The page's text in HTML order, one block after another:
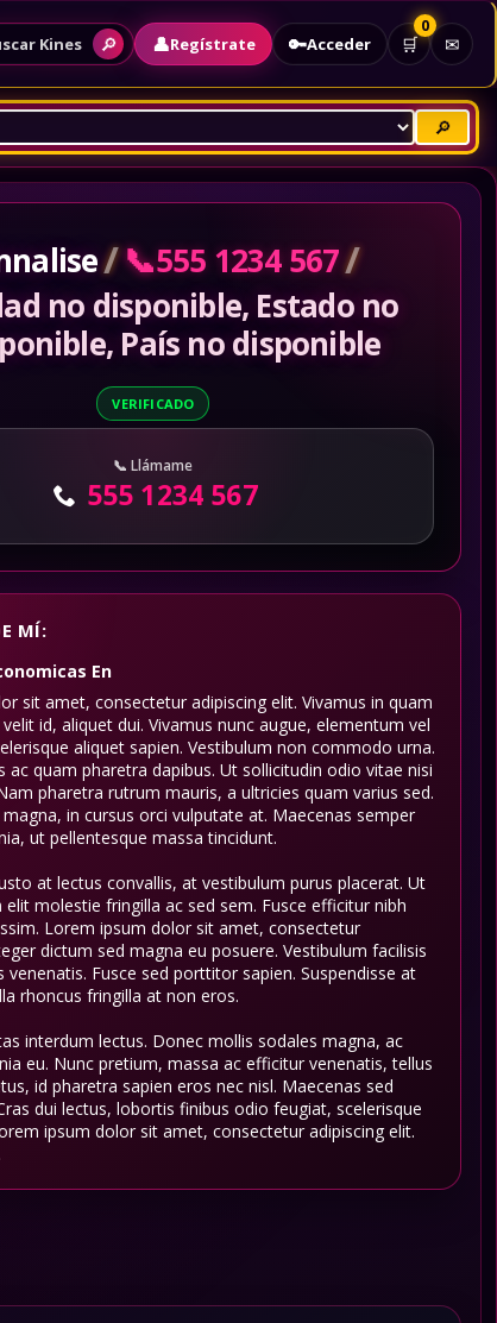
Kines 🔎 👤Regístrate 🔑Acceder 🛒
0
✉
🔎
/📞555 1234 567/
no disponible, Estado no
País no disponible
VERIFICADO
Llámame
555 1234 567
MÍ:
En
sit amet, consectetur adipiscing elit. Vivamus in quam
id, aliquet dui. Vivamus nunc augue, elementum vel
aliquet sapien. Vestibulum non commodo urna.
ac quam pharetra dapibus. Ut sollicitudin odio vitae nisi
pharetra rutrum mauris, a ultricies quam varius sed.
in cursus orci vulputate at. Maecenas semper
ut pellentesque massa tincidunt.
at lectus convallis, at vestibulum purus placerat. Ut
molestie fringilla ac sed sem. Fusce efficitur nibh
Lorem ipsum dolor sit amet, consectetur
dictum sed magna eu posuere. Vestibulum facilisis
venenatis. Fusce sed porttitor sapien. Suspendisse at
rhoncus fringilla at non eros.
interdum lectus. Donec mollis sodales magna, ac
eu. Nunc pretium, massa ac efficitur venenatis, tellus
id pharetra sapien eros nec nisl. Maecenas sed
dui lectus, lobortis finibus odio feugiat, scelerisque
ipsum dolor sit amet, consectetur adipiscing elit.